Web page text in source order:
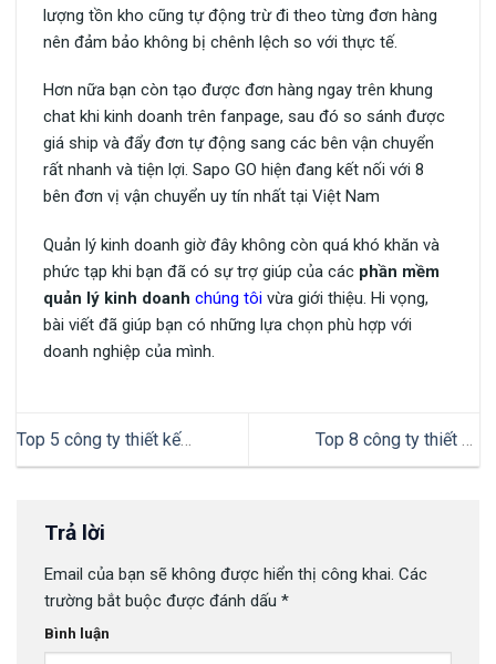
lượng tồn kho cũng tự động trừ đi theo từng đơn hàng
nên đảm bảo không bị chênh lệch so với thực tế.
Hơn nữa bạn còn tạo được đơn hàng ngay trên khung
chat khi kinh doanh trên fanpage, sau đó so sánh được
giá ship và đẩy đơn tự động sang các bên vận chuyển
rất nhanh và tiện lợi. Sapo GO hiện đang kết nối với 8
bên đơn vị vận chuyển uy tín nhất tại Việt Nam
Quản lý kinh doanh giờ đây không còn quá khó khăn và
phức tạp khi bạn đã có sự trợ giúp của các phần mềm
quản lý kinh doanh chúng tôi vừa giới thiệu. Hi vọng,
bài viết đã giúp bạn có những lựa chọn phù hợp với
doanh nghiệp của mình.
Top 5 công ty thiết kế
website giá rẻ uy tín hàng đầu
Top 8 công ty thiết kế
website du lịch chuyên
Trả lời
Email của bạn sẽ không được hiển thị công khai. Các
trường bắt buộc được đánh dấu *
Bình luận